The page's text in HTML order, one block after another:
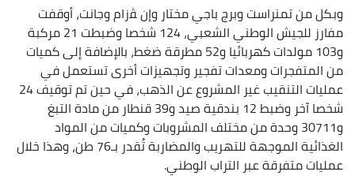
وبكل من تمنراست وبرج باجي مختار وإن ﭭزام وجانت، أوقفت
مفارز للجيش الوطني الشعبي، 124 شخصا وضبطت 21 مركبة
و103 مولدات كهربائيا و52 مطرقة ضغط، بالإضافة إلى كميات
من المتفجرات ومعدات تفجير وتجهيزات أخرى تستعمل في
عمليات التنقيب غير المشروع عن الذهب، في حين تم توقيف 24
شخصا آخر وضبط 12 بندقية صيد و39 قنطار من مادة التبغ
و30711 وحدة من مختلف المشروبات وكميات من المواد
الغذائية الموجهة للتهريب والمضاربة تُقدر بـ76 طن، وهذا خلال
عمليات متفرقة عبر التراب الوطني.